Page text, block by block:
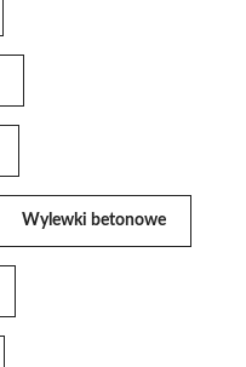
Wylewki betonowe